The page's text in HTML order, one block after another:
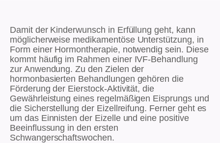
Damit der Kinderwunsch in Erfüllung geht, kann
möglicherweise medikamentöse Unterstützung, in
Form einer Hormontherapie, notwendig sein. Diese
kommt häufig im Rahmen einer IVF-Behandlung
zur Anwendung. Zu den Zielen der
hormonbasierten Behandlungen gehören die
Förderung der Eierstock-Aktivität, die
Gewährleistung eines regelmäßigen Eisprungs und
die Sicherstellung der Eizellreifung. Ferner geht es
um das Einnisten der Eizelle und eine positive
Beeinflussung in den ersten
Schwangerschaftswochen.